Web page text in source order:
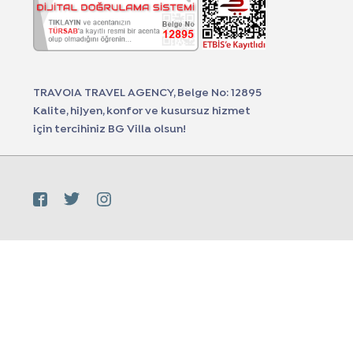
TRAVOIA TRAVEL AGENCY, Belge No: 12895
Kalite, hijyen, konfor ve kusursuz hizmet
için tercihiniz BG Villa olsun!